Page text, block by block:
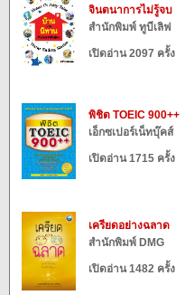
จินตนาการไม่รู้จบ
สำนักพิมพ์ ทูบีเลิฟ
เปิดอ่าน 2097 ครั้ง
พิชิต TOEIC 900++
เอ็กซเปอร์เน็ทบุ๊คส์
เปิดอ่าน 1715 ครั้ง
เครียดอย่างฉลาด
สำนักพิมพ์ DMG
เปิดอ่าน 1482 ครั้ง